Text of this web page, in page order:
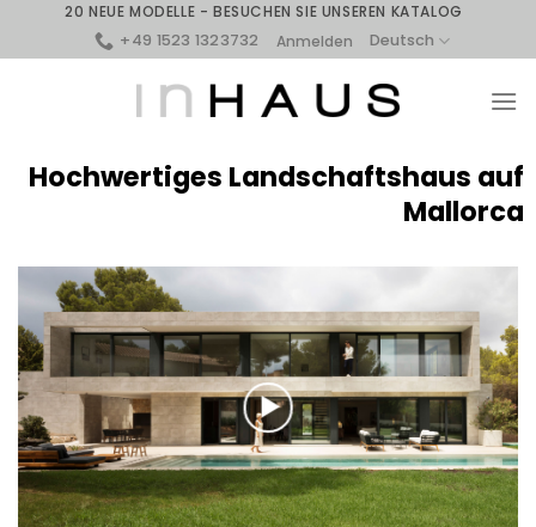
20 NEUE MODELLE - BESUCHEN SIE UNSEREN KATALOG
+49 1523 1323732
Anmelden Deutsch
Hochwertiges Landschaftshaus auf
Mallorca